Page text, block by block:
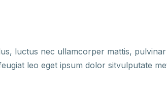
luctus nec ullamcorper mattis,
leo eget ipsum dolor sitvulputate